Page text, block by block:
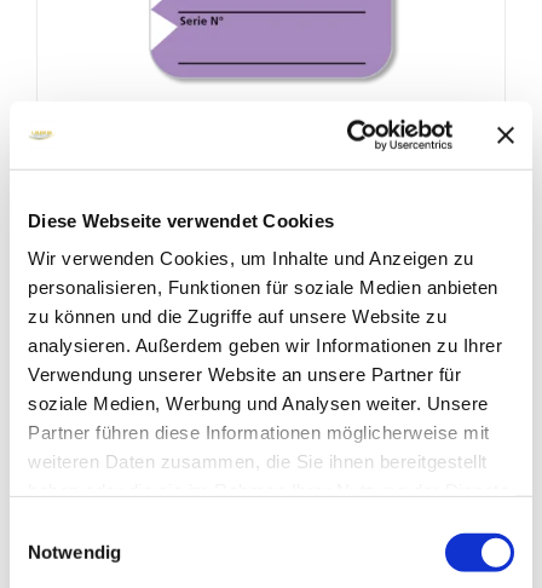
Diese Webseite verwendet Cookies
Wir verwenden Cookies, um Inhalte und Anzeigen zu
personalisieren, Funktionen für soziale Medien anbieten
zu können und die Zugriffe auf unsere Website zu
analysieren. Außerdem geben wir Informationen zu Ihrer
Verwendung unserer Website an unsere Partner für
soziale Medien, Werbung und Analysen weiter. Unsere
Partner führen diese Informationen möglicherweise mit
weiteren Daten zusammen, die Sie ihnen bereitgestellt
Notwendig
CHRONIFER LABOR 17 %